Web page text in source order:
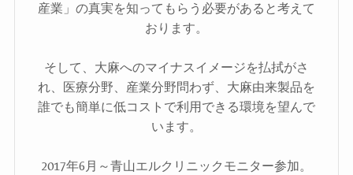
産業」の真実を知ってもらう必要があると考えて
おります。
そして、大麻へのマイナスイメージを払拭がさ
れ、医療分野、産業分野問わず、大麻由来製品を
誰でも簡単に低コストで利用できる環境を望んで
います。
2017年6月～青山エルクリニックモニター参加。